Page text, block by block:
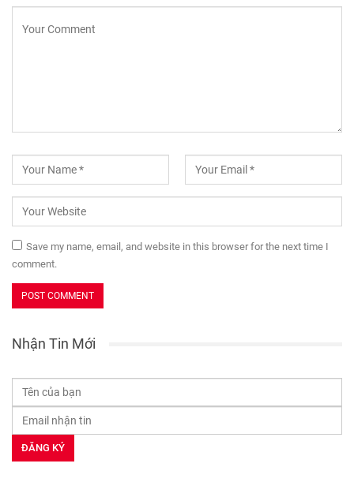
Save my name, email, and website in this browser for the next time I
comment.
Nhận Tin Mới